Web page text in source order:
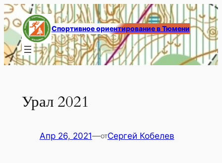
Перейти
к
содержимому
Спортивное ориентирование в Тюмени
Урал 2021
Апр 26, 2021—отСергей Кобелев